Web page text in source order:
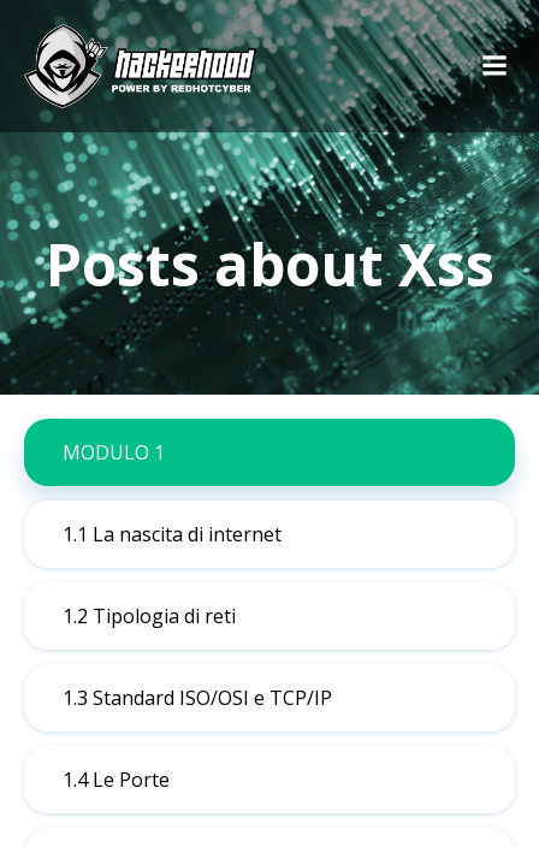
Posts about Xss
MODULO 1
1.1 La nascita di internet
1.2 Tipologia di reti
1.3 Standard ISO/OSI e TCP/IP
1.4 Le Porte